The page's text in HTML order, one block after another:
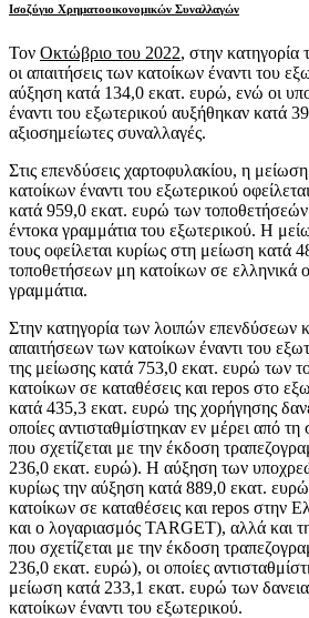
Ισοζύγιο Χρηματοοικονομικών Συναλλαγών
Τον Οκτώβριο του 2022, στην
οι απαιτήσεις των κατοίκων έναντι του
αύξηση κατά 134,0 εκατ. ευρώ, ενώ οι
έναντι του εξωτερικού αυξήθηκαν κατά
αξιοσημείωτες συναλλαγές.
Στις επενδύσεις χαρτοφυλακίου, η
κατοίκων έναντι του εξωτερικού
κατά 959,0 εκατ. ευρώ των
έντοκα γραμμάτια του εξωτερικού. Η
τους οφείλεται κυρίως στη μείωση κατά
τοποθετήσεων μη κατοίκων σε ελληνικά
γραμμάτια.
Στην κατηγορία των λοιπών επενδύσεων
απαιτήσεων των κατοίκων έναντι του
της μείωσης κατά 753,0 εκατ. ευρώ των
κατοίκων σε καταθέσεις και repos στο
κατά 435,3 εκατ. ευρώ της χορήγησης
οποίες αντισταθμίστηκαν εν μέρει από
που σχετίζεται με την έκδοση
236,0 εκατ. ευρώ). Η αύξηση των
κυρίως την αύξηση κατά 889,0 εκατ.
κατοίκων σε καταθέσεις και repos στην
και ο λογαριασμός TARGET), αλλά και
που σχετίζεται με την έκδοση
236,0 εκατ. ευρώ), οι οποίες
μείωση κατά 233,1 εκατ. ευρώ των
κατοίκων έναντι του εξωτερικού.